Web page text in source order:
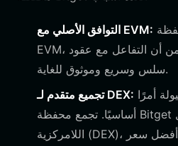
التوافق الأصلي مع EVM:
EVM، مما يضمن أن التفاعل مع عقود Equivalence
سلس وسريع وموثوق للغاية.
تجميع متقدم لـ DEX:
أساسيًا. تجمع محفظة Bitget مئات منصات التداول
اللامركزية (DEX)، مما يضمن حصولك على أفضل سعر